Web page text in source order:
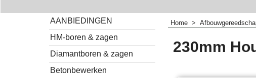
AANBIEDINGEN
HM-boren & zagen
Diamantboren & zagen
Betonbewerken
Home >
230mm